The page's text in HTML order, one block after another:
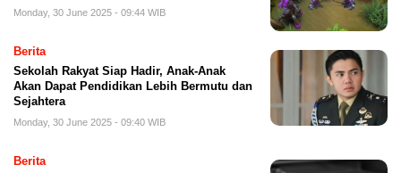
Monday, 30 June 2025 - 09:44 WIB
Berita
Sekolah Rakyat Siap Hadir, Anak-Anak
Akan Dapat Pendidikan Lebih Bermutu dan
Sejahtera
Monday, 30 June 2025 - 09:40 WIB
Berita